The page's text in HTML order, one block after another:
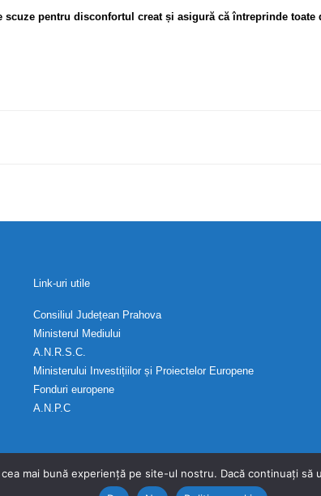
scuze pentru disconfortul creat și asigură că întreprinde
Link-uri utile
Consiliul Județean Prahova
Ministerul Mediului
A.N.R.S.C.
Ministerului Investițiilor și Proiectelor Europene
Fonduri europene
A.N.P.C
mai bună experiență pe site-ul nostru. Dacă continuați